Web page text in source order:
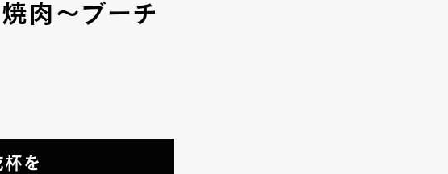
焼肉～ブーチ
杯を